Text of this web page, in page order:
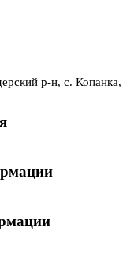
р-н, с. Копанка,